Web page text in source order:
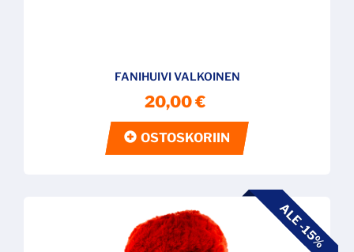
FANIHUIVI VALKOINEN
20,00 €
OSTOSKORIIN
ALE -15%